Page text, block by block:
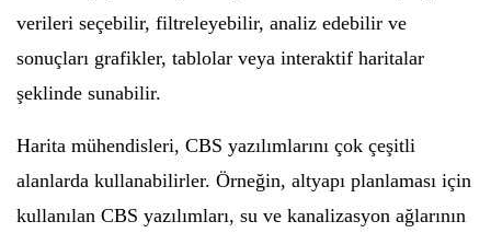
verileri seçebilir, filtreleyebilir, analiz edebilir ve
sonuçları grafikler, tablolar veya interaktif haritalar
şeklinde sunabilir.
Harita mühendisleri, CBS yazılımlarını çok çeşitli
alanlarda kullanabilirler. Örneğin, altyapı planlaması için
kullanılan CBS yazılımları, su ve kanalizasyon ağlarının